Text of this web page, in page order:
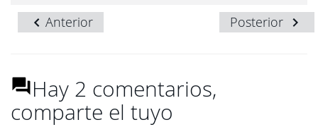
Posterior
Anterior
Hay 2 comentarios,
comparte el tuyo